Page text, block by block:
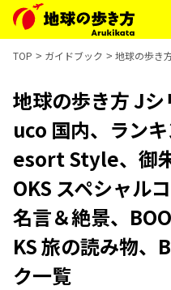
TOP ガイドブック 地球の歩き
地球の歩き方 J
uco 国内、ラン
esort Style、御
OKS スペシャル
名言＆絶景、
KS 旅の読み物、
ク一覧